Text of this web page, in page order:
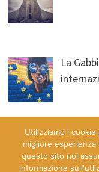
La
Utilizziamo i
migliore
questo sito noi
informazione